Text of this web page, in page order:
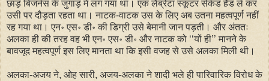
छाड़ बिजनेस के जुगाड़ में लग गया था। एक लैंब्रेटा स्कूटर सेकेंड हैंड ले कर
उसी पर दौड़ता रहता था। नाटक-वाटक उस के लिए अब उतना महत्वपूर्ण नहीं
रह गया था। एन॰ एस॰ डी॰ की डिग्री उसे बेमानी जान पड़ती। और अंततः
अलका ही की तरह वह भी एन॰ एस॰ डी॰ और नाटक को ‘‘यों ही’’ मानने के
बावजूद महत्वपूर्ण इस लिए मानता था कि इसी वजह से उसे अलका मिली थी।
अलका-अजय ने, ओह सारी, अजय-अलका ने शादी भले ही पारिवारिक विरोध के